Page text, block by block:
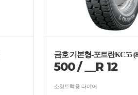
금호 기본형-포트란KC55
500/__R 12
소형트럭용 타이어